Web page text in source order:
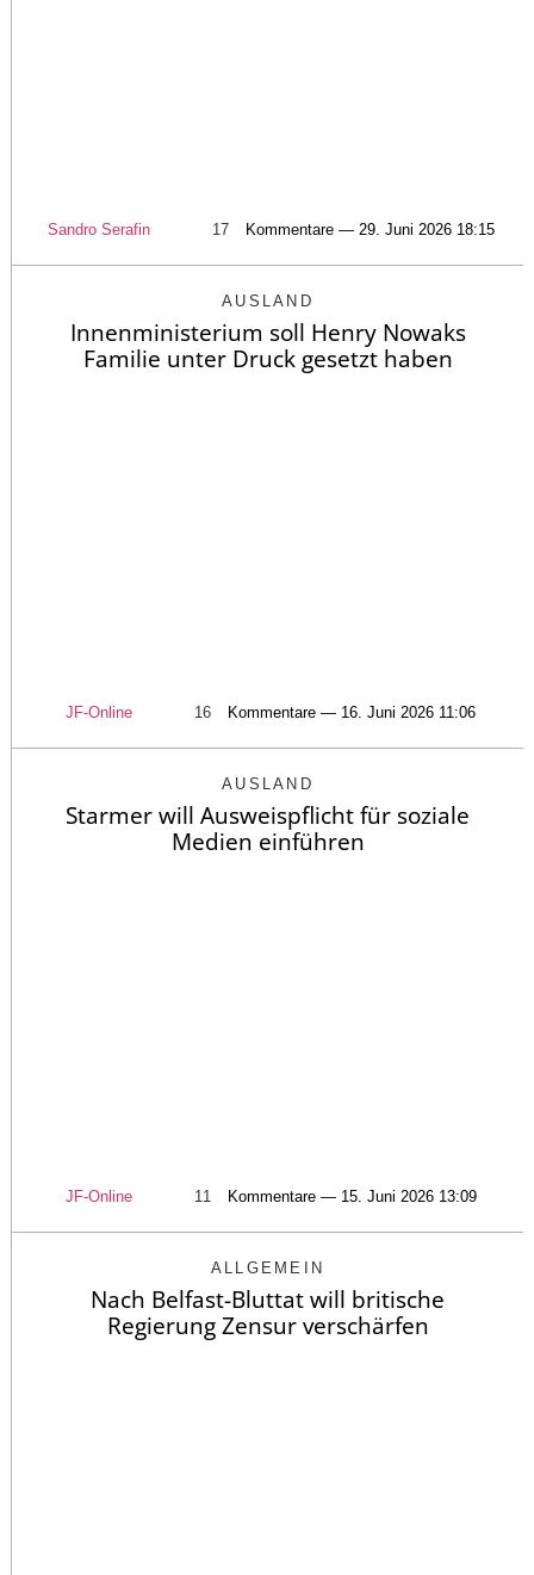
Sandro Serafin 17 Kommentare — 29. Juni 2026 18:15
AUSLAND
Innenministerium soll Henry Nowaks
Familie unter Druck gesetzt haben
JF-Online 16 Kommentare — 16. Juni 2026 11:06
AUSLAND
Starmer will Ausweispflicht für soziale
Medien einführen
JF-Online 11 Kommentare — 15. Juni 2026 13:09
ALLGEMEIN
Nach Belfast-Bluttat will britische
Regierung Zensur verschärfen